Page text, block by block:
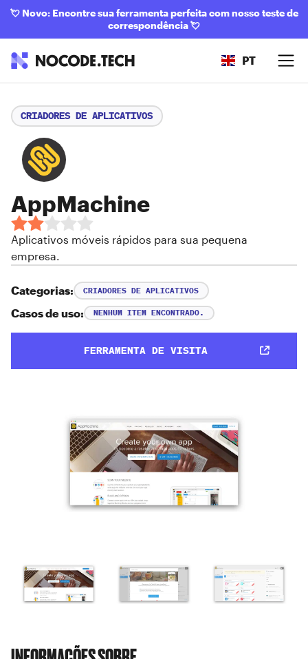
💘Novo: Encontre sua ferramenta perfeita com nosso teste de
correspondência💘
PT
CRIADORES DE APLICATIVOS
AppMachine
Aplicativos móveis rápidos para sua pequena
empresa.
Categorias: CRIADORES DE APLICATIVOS
Casos de uso: NENHUM ITEM ENCONTRADO.
FERRAMENTA DE VISITA